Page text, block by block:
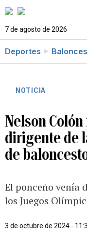
7 de agosto de 2026
Deportes
NOTICIA
Nelson
dirigente de
de
El ponceño venía
los Juegos
3 de octubre de 2024 -